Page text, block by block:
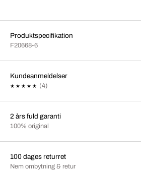
Produktspecifikation
F20668-6
Kundeanmeldelser
(4)
2 års fuld garanti
100% original
100 dages returret
Nem ombytning & retur